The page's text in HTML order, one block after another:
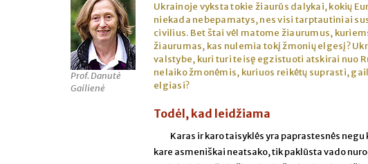
Prof. Danutė
Gailienė
Ukrainoje vyksta tokie žiaurūs dalykai, kokių
niekada nebepamatys, nes visi tarptautiniai
civilius. Bet štai vėl matome žiaurumus,
žiaurumas, kas nulemia tokį žmonių elgesį?
valstybe, kuri turi teisę egzistuoti atskirai nuo
nelaiko žmonėmis, kuriuos reikėtų suprasti,
elgiasi?
Todėl, kad leidžiama
Karas ir karo taisyklės yra paprastesnės
kare asmeniškai neatsako, tik paklūsta vado